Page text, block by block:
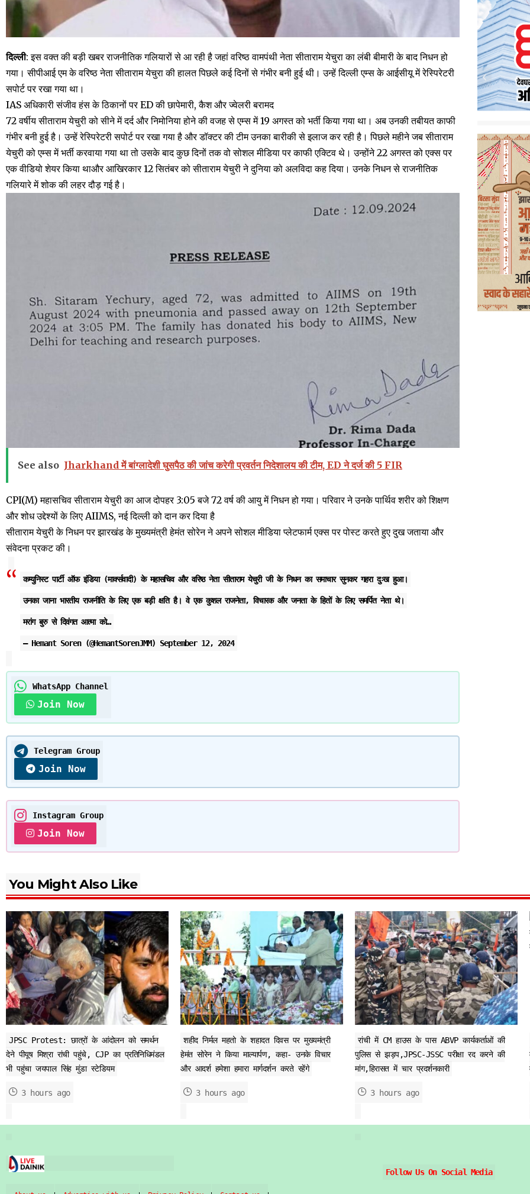
दिल्ली: इस वक्त की बड़ी खबर राजनीतिक गलियारों से आ रही है जहां वरिष्ठ वामपंथी नेता सीताराम येचुरा का लंबी बीमारी के बाद निधन हो
गया। सीपीआई एम के वरिष्ठ नेता सीताराम येचुरा की हालत पिछले कई दिनों से गंभीर बनी हुई थी। उन्हें दिल्ली एम्स के आईसीयू में रेस्पिरेटरी
सपोर्ट पर रखा गया था।
IAS अधिकारी संजीव हंस के ठिकानों पर ED की छापेमारी, कैश और ज्वेलरी बरामद
72 वर्षीय सीताराम येचुरी को सीने में दर्द और निमोनिया होने की वजह से एम्स में 19 अगस्त को भर्ती किया गया था। अब उनकी तबीयत काफी
गंभीर बनी हुई है। उन्हें रेस्पिरेटरी सपोर्ट पर रखा गया है और डॉक्टर की टीम उनका बारीकी से इलाज कर रही है। पिछले महीने जब सीताराम
येचुरी को एम्स में भर्ती करवाया गया था तो उसके बाद कुछ दिनों तक वो सोशल मीडिया पर काफी एक्टिव थे। उन्होंने 22 अगस्त को एक्स पर
एक वीडियो शेयर किया थाऔर आखिरकार 12 सितंबर को सीताराम येचुरी ने दुनिया को अलविदा कह दिया। उनके निधन से राजनीतिक
गलियारे में शोक की लहर दौड़ गई है।
See also Jharkhand में बांग्लादेशी घुसपैठ की जांच करेगी प्रवर्तन निदेशालय की टीम, ED ने दर्ज की 5 FIR
CPI(M) महासचिव सीताराम येचुरी का आज दोपहर 3:05 बजे 72 वर्ष की आयु में निधन हो गया। परिवार ने उनके पार्थिव शरीर को शिक्षण
और शोध उद्देश्यों के लिए AIIMS, नई दिल्ली को दान कर दिया है
सीताराम येचुरी के निधन पर झारखंड के मुख्यमंत्री हेमंत सोरेन ने अपने सोशल मीडिया प्लेटफार्म एक्स पर पोस्ट करते हुए दुख जताया और
संवेदना प्रकट की।
कम्युनिस्ट पार्टी ऑफ इंडिया (मार्क्सवादी) के महासचिव और वरिष्ठ नेता सीताराम येचुरी जी के निधन का समाचार सुनकर गहरा दुःख हुआ।
उनका जाना भारतीय राजनीति के लिए एक बड़ी क्षति है। वे एक कुशल राजनेता, विचारक और जनता के हितों के लिए समर्पित नेता थे।
मरांग बुरु से दिवंगत आत्मा को…
— Hemant Soren (@HemantSorenJMM) September 12, 2024
WhatsApp Channel
Join Now
Telegram Group
Join Now
Instagram Group
Join Now
You Might Also Like
JPSC Protest: छात्रों के आंदोलन को समर्थन
देने पीयूष मिश्रा रांची पहुंचे, CJP का प्रतिनिधिमंडल
भी पहुंचा जयपाल सिंह मुंडा स्टेडियम
3 hours ago
शहीद निर्मल महतो के शहादत दिवस पर मुख्यमंत्री
हेमंत सोरेन ने किया माल्यार्पण, कहा- उनके विचार
और आदर्श हमेशा हमारा मार्गदर्शन करते रहेंगे
3 hours ago
रांची में CM हाउस के पास ABVP कार्यकर्ताओं की
पुलिस से झड़प,JPSC-JSSC परीक्षा रद करने की
मांग,हिरासत में चार प्रदर्शनकारी
3 hours ago
Follow Us On Social Media